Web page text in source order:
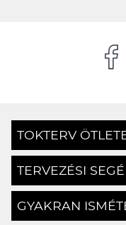
TOKTERV
TERVEZÉSI
GYAKRAN